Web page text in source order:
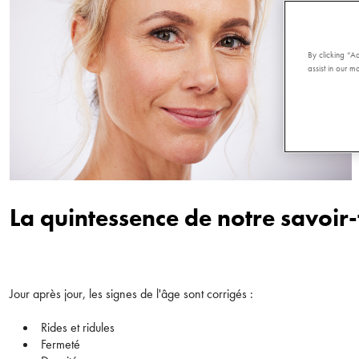
La quintessence de notre
Jour après jour, les signes de l'âge sont corrigés :
Rides et ridules
Fermeté
By clicking
assist in our